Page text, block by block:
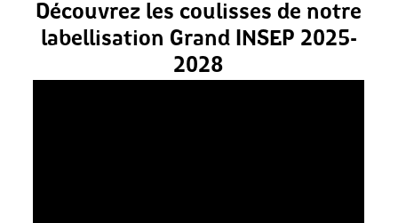
Découvrez les coulisses de notre
labellisation Grand INSEP 2025-
2028